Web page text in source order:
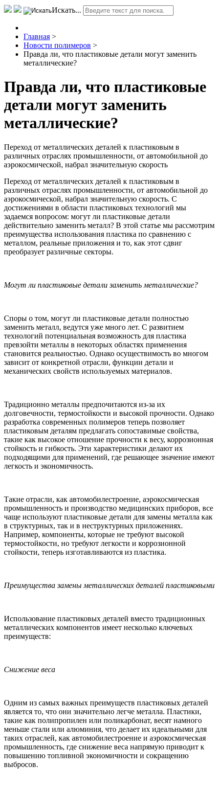
Искать...
Главная >
Новости полимеров >
Правда ли, что пластиковые детали могут заменить
металлические?
Правда ли, что пластиковые
детали могут заменить
металлические?
Переход от металлических деталей к пластиковым в
различных отраслях промышленности, от автомобильной до
аэрокосмической, набрал значительную скорость
Переход от металлических деталей к пластиковым в
различных отраслях промышленности, от автомобильной до
аэрокосмической, набрал значительную скорость. С
достижениями в области пластиковых технологий мы
задаемся вопросом: могут ли пластиковые детали
действительно заменить металл? В этой статье мы рассмотрим
преимущества использования пластика по сравнению с
металлом, реальные приложения и то, как этот сдвиг
преобразует различные секторы.
Могут ли пластиковые детали заменить металлические?
Споры о том, могут ли пластиковые детали полностью
заменить металл, ведутся уже много лет. С развитием
технологий потенциальная возможность для пластика
превзойти металлы в некоторых областях применения
становится реальностью. Однако осуществимость во многом
зависит от конкретной отрасли, функции детали и
механических свойств используемых материалов.
Традиционно металлы предпочитаются из-за их
долговечности, термостойкости и высокой прочности. Однако
разработка современных полимеров теперь позволяет
пластиковым деталям предлагать сопоставимые свойства,
такие как высокое отношение прочности к весу, коррозионная
стойкость и гибкость. Эти характеристики делают их
подходящими для применений, где решающее значение имеют
легкость и экономичность.
Такие отрасли, как автомобилестроение, аэрокосмическая
промышленность и производство медицинских приборов, все
чаще используют пластиковые детали для замены металла как
в структурных, так и в неструктурных приложениях.
Например, компоненты, которые не требуют высокой
термостойкости, но требуют легкости и коррозионной
стойкости, теперь изготавливаются из пластика.
Преимущества замены металлических деталей пластиковыми
Использование пластиковых деталей вместо традиционных
металлических компонентов имеет несколько ключевых
преимуществ:
Снижение веса
Одним из самых важных преимуществ пластиковых деталей
является то, что они значительно легче металла. Пластики,
такие как полипропилен или поликарбонат, весят намного
меньше стали или алюминия, что делает их идеальными для
таких отраслей, как автомобилестроение и аэрокосмическая
промышленность, где снижение веса напрямую приводит к
повышению топливной экономичности и сокращению
выбросов.